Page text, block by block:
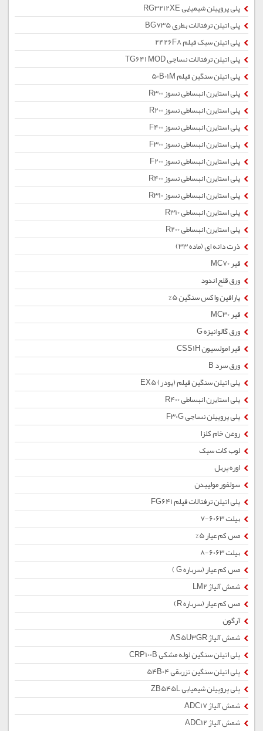
پلی پروپیلن شیمیایی RG3212XE
پلی اتیلن ترفتالات بطری BG735
پلی اتیلن سبک فیلم 2426F8
پلی اتیلن ترفتالات نساجی TG641 MOD
پلی اتیلن سنگین فیلم 50B01M
پلی استایرن انبساطی نسوز R300
پلی استایرن انبساطی نسوز R200
پلی استایرن انبساطی نسوز F400
پلی استایرن انبساطی نسوز F300
پلی استایرن انبساطی نسوز F200
پلی استایرن انبساطی نسوز R400
پلی استایرن انبساطی نسوز R310
پلی استایرن انبساطی R310
پلی استایرن انبساطی R200
ذرت دانه ای (ماده 33)
قیر MC70
ورق قلع اندود
پارافین واکس سنگین 5%
قیر MC30
ورق گالوانیزه G
قیر امولسیون CSS1H
ورق سرد B
پلی اتیلن سنگین فیلم (پودر) EX5
پلی استایرن انبساطی R400
پلی پروپیلن نساجی F30G
روغن خام کلزا
لوب کات سبک
اوره پریل
سولفور مولیبدن
پلی اتیلن ترفتالات فیلم FG641
بیلت 6063-7
مس کم عیار 5%
بیلت 6063-8
مس کم عیار (سرباره G )
شمش آلیاژ LM2
مس کم عیار (سرباره R)
آرگون
شمش آلیاژ AS5U3GR
پلی اتیلن سنگین لوله مشکی CRP100B
پلی اتیلن سنگین تزریقی 54B04
پلی پروپیلن شیمیایی ZB545L
شمش آلیاژ ADC17
شمش آلیاژ ADC12